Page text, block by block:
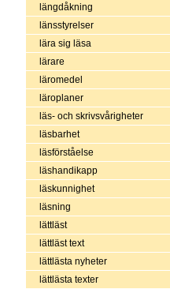
längdåkning
länsstyrelser
lära sig läsa
lärare
läromedel
läroplaner
läs- och skrivsvårigheter
läsbarhet
läsförståelse
läshandikapp
läskunnighet
läsning
lättläst
lättläst text
lättlästa nyheter
lättlästa texter